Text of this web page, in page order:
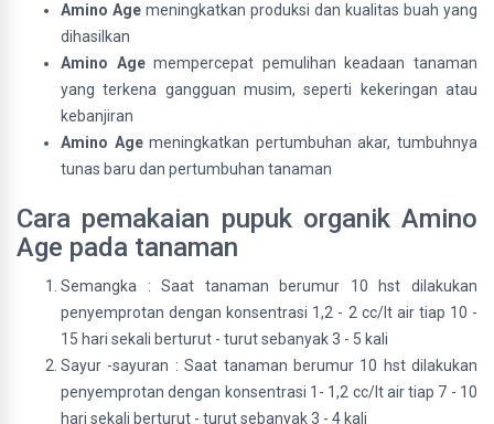
Amino Age meningkatkan produksi dan kualitas buah yang
dihasilkan
Amino Agemempercepat pemulihan keadaan tanaman
yang terkena gangguan musim, seperti kekeringan atau
kebanjiran
Amino Agemeningkatkan pertumbuhan akar, tumbuhnya
tunas baru dan pertumbuhan tanaman
Cara pemakaian pupuk organik Amino
Age pada tanaman
Semangka : Saat tanaman berumur 10 hst dilakukan
penyemprotan dengan konsentrasi 1,2 - 2 cc/lt air tiap 10 -
15 hari sekali berturut - turut sebanyak 3 - 5 kali
Sayur -sayuran : Saat tanaman berumur 10 hst dilakukan
penyemprotan dengan konsentrasi 1- 1,2 cc/lt air tiap 7 - 10
hari sekali berturut - turut sebanyak 3 - 4 kali